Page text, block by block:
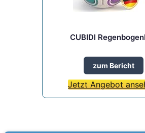
CUBIDI
zum Bericht
Jetzt Angebot